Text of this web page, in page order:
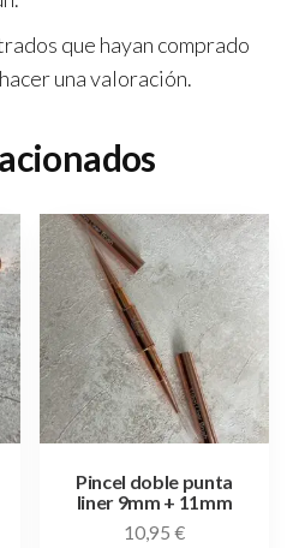
que hayan comprado
una valoración.
Pincel doble punta
liner 9mm + 11mm
10,95 €